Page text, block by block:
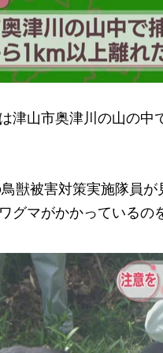
津山市奥津川の山の中
獣被害対策実施隊員が
グマがかかっているの